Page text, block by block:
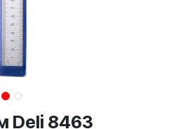
Deli 8463